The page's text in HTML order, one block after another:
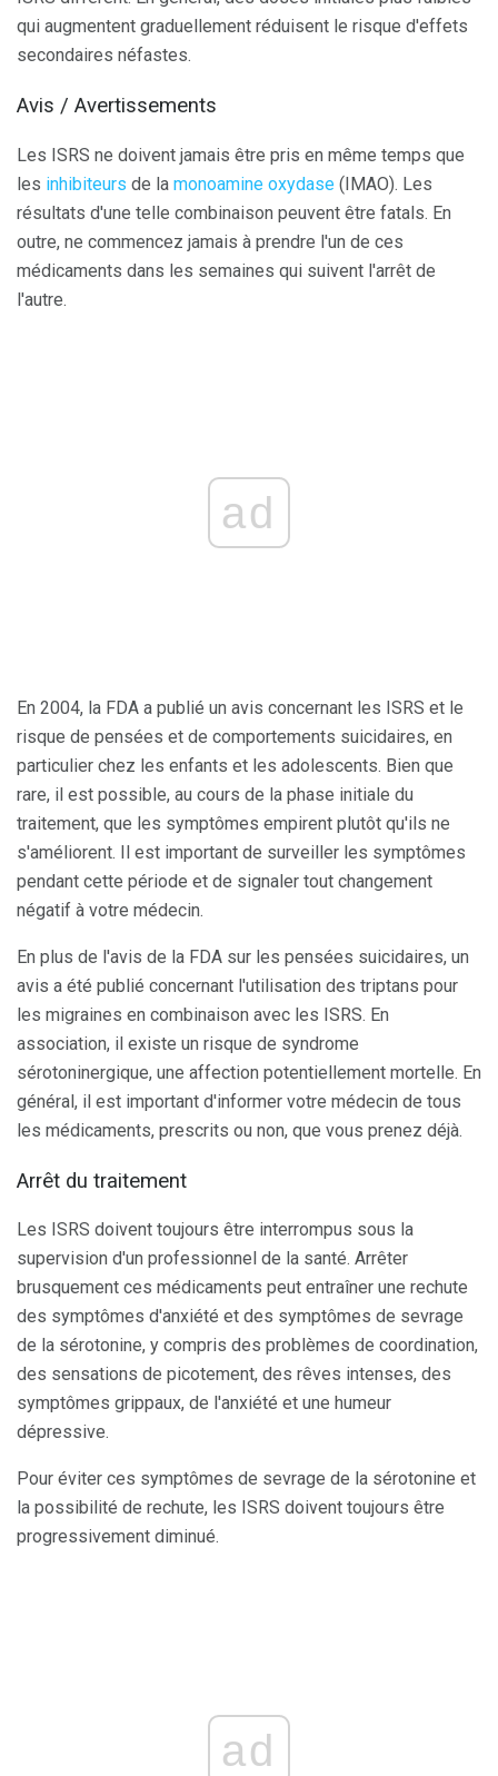
qui augmentent graduellement réduisent le risque d'effets
secondaires néfastes.
Avis / Avertissements
Les ISRS ne doivent jamais être pris en même temps que
les inhibiteurs de la monoamine oxydase (IMAO). Les
résultats d'une telle combinaison peuvent être fatals. En
outre, ne commencez jamais à prendre l'un de ces
médicaments dans les semaines qui suivent l'arrêt de
l'autre.
ad
En 2004, la FDA a publié un avis concernant les ISRS et le
risque de pensées et de comportements suicidaires, en
particulier chez les enfants et les adolescents. Bien que
rare, il est possible, au cours de la phase initiale du
traitement, que les symptômes empirent plutôt qu'ils ne
s'améliorent. Il est important de surveiller les symptômes
pendant cette période et de signaler tout changement
négatif à votre médecin.
En plus de l'avis de la FDA sur les pensées suicidaires, un
avis a été publié concernant l'utilisation des triptans pour
les migraines en combinaison avec les ISRS. En
association, il existe un risque de syndrome
sérotoninergique, une affection potentiellement mortelle. En
général, il est important d'informer votre médecin de tous
les médicaments, prescrits ou non, que vous prenez déjà.
Arrêt du traitement
Les ISRS doivent toujours être interrompus sous la
supervision d'un professionnel de la santé. Arrêter
brusquement ces médicaments peut entraîner une rechute
des symptômes d'anxiété et des symptômes de sevrage
de la sérotonine, y compris des problèmes de coordination,
des sensations de picotement, des rêves intenses, des
symptômes grippaux, de l'anxiété et une humeur
dépressive.
Pour éviter ces symptômes de sevrage de la sérotonine et
la possibilité de rechute, les ISRS doivent toujours être
progressivement diminué.
ad